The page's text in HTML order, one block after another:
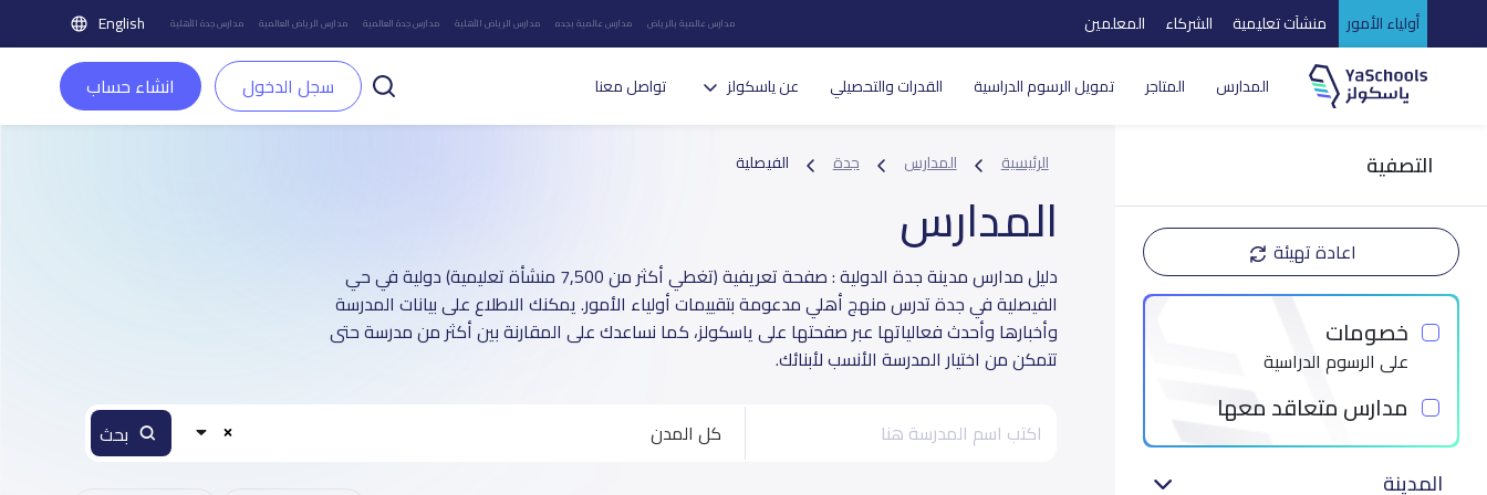
أولياء الأمور منشآت تعليمية الشركاء المعلمين مدارس عالمية بالرياض مدارس عالمية بجده مدارس الرياض الأهلية مدارس جدة العالمية مدارس الرياض العالمية مدارس جدة الأهلية English
المدارس المتاجر تمويل الرسوم الدراسية القدرات والتحصيلي عن ياسكولز تواصل معنا سجل الدخول انشاء حساب
التصفية
اعادة تهيئة
خصومات
على الرسوم الدراسية
مدارس متعاقد معها
المدينة
الرئيسية المدارس جدة الفيصلية
المدارس
دليل مدارس مدينة جدة الدولية : صفحة تعريفية (تغطي أكثر من 7,500 منشأة تعليمية) دولية في حي
الفيصلية في جدة تدرس منهج أهلي مدعومة بتقييمات أولياء الأمور. يمكنك الاطلاع على بيانات المدرسة
وأخبارها وأحدث فعالياتها عبر صفحتها على ياسكولز، كما نساعدك على المقارنة بين أكثر من مدرسة حتى
تتمكن من اختيار المدرسة الأنسب لأبنائك.
كل المدن